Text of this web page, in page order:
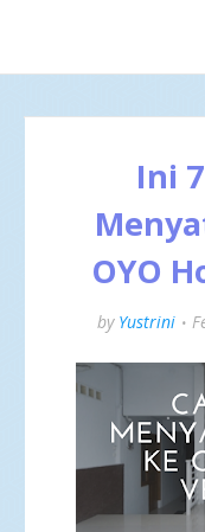
Ini
OYO
by Yustrini